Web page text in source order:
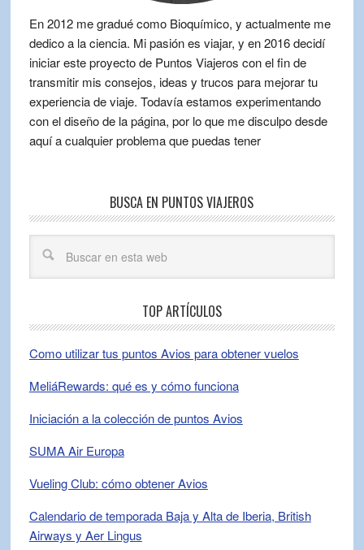
En 2012 me gradué como Bioquímico, y actualmente me
dedico a la ciencia. Mi pasión es viajar, y en 2016 decidí
iniciar este proyecto de Puntos Viajeros con el fin de
transmitir mis consejos, ideas y trucos para mejorar tu
experiencia de viaje. Todavía estamos experimentando
con el diseño de la página, por lo que me disculpo desde
aquí a cualquier problema que puedas tener
BUSCA EN PUNTOS VIAJEROS
TOP ARTÍCULOS
Como utilizar tus puntos Avios para obtener vuelos
MeliáRewards: qué es y cómo funciona
Iniciación a la colección de puntos Avios
SUMA Air Europa
Vueling Club: cómo obtener Avios
Calendario de temporada Baja y Alta de Iberia, British
Airways y Aer Lingus